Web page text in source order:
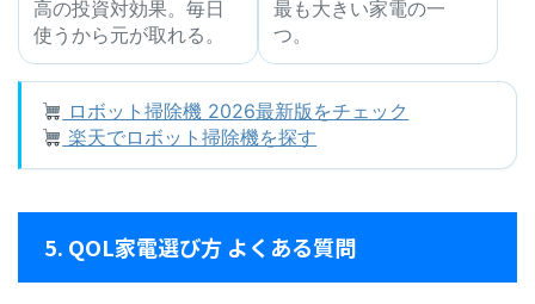
高の投資対効果。毎日
使うから元が取れる。
最も大きい家電の一
つ。
ロボット掃除機 2026最新版をチェック
楽天でロボット掃除機を探す
5. QOL家電選び方 よくある質問